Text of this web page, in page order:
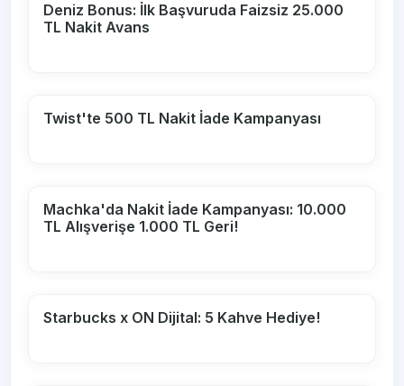
Deniz Bonus: İlk Başvuruda Faizsiz 25.000
TL Nakit Avans
Twist'te 500 TL Nakit İade Kampanyası
Machka'da Nakit İade Kampanyası: 10.000
TL Alışverişe 1.000 TL Geri!
Starbucks x ON Dijital: 5 Kahve Hediye!